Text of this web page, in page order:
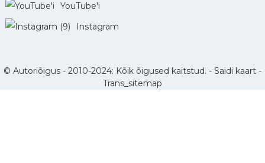
YouTube'i
Instagram
© Autoriõigus - 2010-2024: Kõik õigused kaitstud. - Saidi kaart -
Trans_sitemap